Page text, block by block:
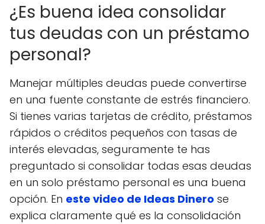
¿Es buena idea consolidar
tus deudas con un préstamo
personal?
Manejar múltiples deudas puede convertirse
en una fuente constante de estrés financiero.
Si tienes varias tarjetas de crédito, préstamos
rápidos o créditos pequeños con tasas de
interés elevadas, seguramente te has
preguntado si consolidar todas esas deudas
en un solo préstamo personal es una buena
opción. En este video de Ideas Dinero se
explica claramente qué es la consolidación